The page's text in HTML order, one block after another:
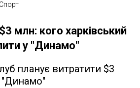
Спорт
млн: кого харківський
у "Динамо"
планує витратити $3
"Динамо"